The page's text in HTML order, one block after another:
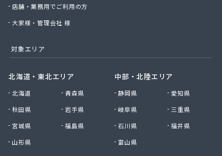
店舗・業務用でご利用の方
大家様・管理会社 様
対象エリア
北海道・東北エリア
北海道
青森県
秋田県
岩手県
宮城県
福島県
山形県
中部・北陸エリア
静岡県
愛知県
岐阜県
三重県
石川県
福井県
富山県